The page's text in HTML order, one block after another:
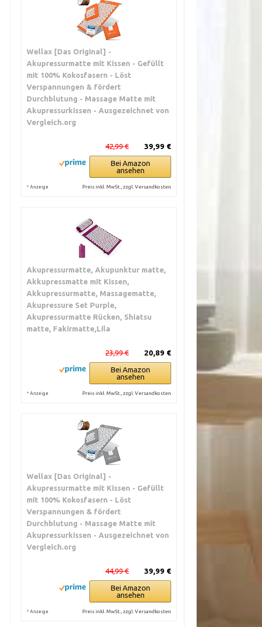
Wellax [Das Original] -
Akupressurmatte mit Kissen - Gefüllt
mit 100% Kokosfasern - Löst
Verspannungen & fördert
Durchblutung - Massage Matte mit
Akupressurkissen - Ausgezeichnet von
Vergleich.org
39,99 €
42,99 €
Bei Amazon
ansehen
* Anzeige Preis inkl. MwSt., zzgl. Versandkosten
Akupressurmatte, Akupunktur matte,
Akkupressmatte mit Kissen,
Akkupressurmatte, Massagematte,
Akupressure Set Purple,
Akupressurmatte Rücken, Shiatsu
matte, Fakirmatte,Lila
20,89 €
23,99 €
Bei Amazon
ansehen
* Anzeige Preis inkl. MwSt., zzgl. Versandkosten
Wellax [Das Original] -
Akupressurmatte mit Kissen - Gefüllt
mit 100% Kokosfasern - Löst
Verspannungen & fördert
Durchblutung - Massage Matte mit
Akupressurkissen - Ausgezeichnet von
Vergleich.org
39,99 €
44,99 €
Bei Amazon
ansehen
* Anzeige Preis inkl. MwSt., zzgl. Versandkosten